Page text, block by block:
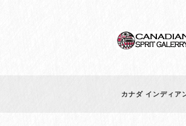
カナダ インディ